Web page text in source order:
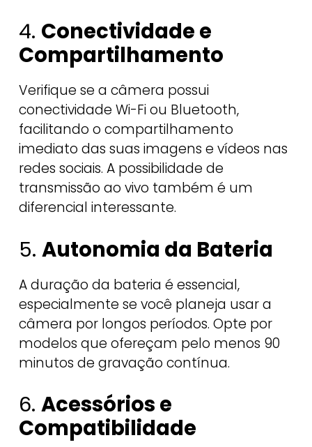
4. Conectividade e
Compartilhamento
Verifique se a câmera possui
conectividade Wi-Fi ou Bluetooth,
facilitando o compartilhamento
imediato das suas imagens e vídeos nas
redes sociais. A possibilidade de
transmissão ao vivo também é um
diferencial interessante.
5. Autonomia da Bateria
A duração da bateria é essencial,
especialmente se você planeja usar a
câmera por longos períodos. Opte por
modelos que ofereçam pelo menos 90
minutos de gravação contínua.
6. Acessórios e
Compatibilidade